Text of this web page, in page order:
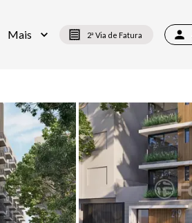
Mais 2ª Via de Fatura